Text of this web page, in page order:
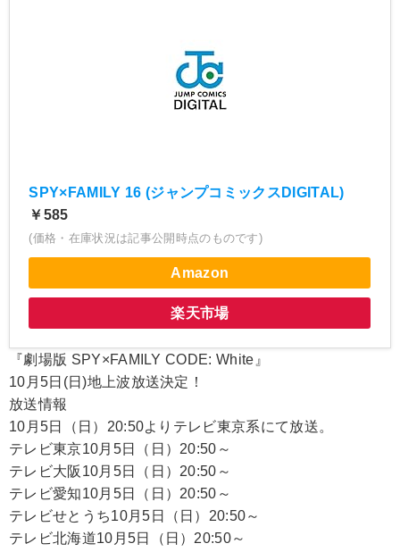
SPY×FAMILY 16 (ジャンプコミックスDIGITAL)
￥585
(価格・在庫状況は記事公開時点のものです)
Amazon
楽天市場
『劇場版 SPY×FAMILY CODE: White』
10月5日(日)地上波放送決定！
放送情報
10月5日（日）20:50よりテレビ東京系にて放送。
テレビ東京10月5日（日）20:50～
テレビ大阪10月5日（日）20:50～
テレビ愛知10月5日（日）20:50～
テレビせとうち10月5日（日）20:50～
テレビ北海道10月5日（日）20:50～